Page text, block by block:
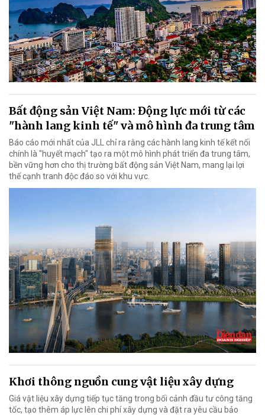
Bất động sản Việt Nam: Động lực mới từ các
"hành lang kinh tế" và mô hình đa trung tâm
Báo cáo mới nhất của JLL chỉ ra rằng các hành lang kinh tế kết nối
chính là "huyết mạch" tạo ra một mô hình phát triển đa trung tâm,
bền vững hơn cho thị trường bất động sản Việt Nam, mang lại lợi
thế cạnh tranh độc đáo so với khu vực.
Khơi thông nguồn cung vật liệu xây dựng
Giá vật liệu xây dựng tiếp tục tăng trong bối cảnh đầu tư công tăng
tốc, tạo thêm áp lực lên chi phí xây dựng và đặt ra yêu cầu bảo